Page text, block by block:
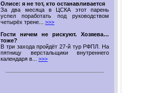
Олисе: я не тот, кто останавливается
За два месяца в ЦСКА этот парень
успел поработать под руководством
четырёх трене...>>>
Гости ничем не рискуют. Хозяева…
тоже?
В три захода пройдёт 27-й тур РФПЛ. На
пятницу верстальщики внутреннего
календаря в...>>>